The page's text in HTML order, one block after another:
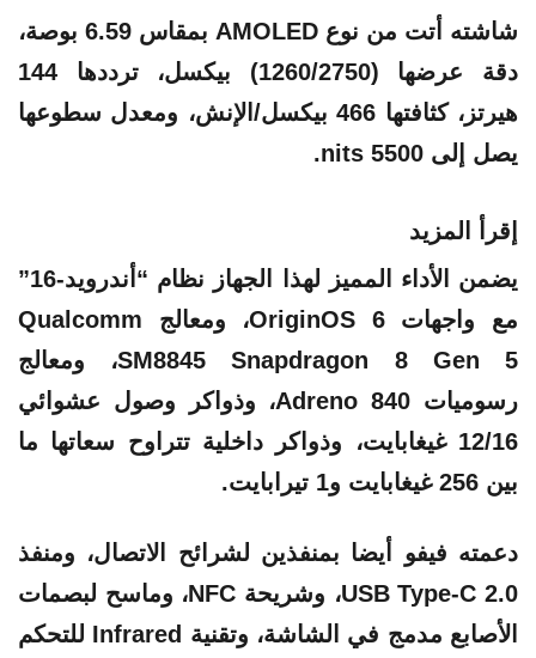
شاشته أتت من نوع AMOLED بمقاس 6.59 بوصة،
دقة عرضها (1260/2750) بيكسل، ترددها 144
هيرتز، كثافتها 466 بيكسل/الإنش، ومعدل سطوعها
يصل إلى 5500 nits.
إقرأ المزيد
يضمن الأداء المميز لهذا الجهاز نظام “أندرويد-16”
مع واجهات OriginOS 6، ومعالج Qualcomm
SM8845 Snapdragon 8 Gen 5، ومعالج
رسوميات Adreno 840، وذواكر وصول عشوائي
12/16 غيغابايت، وذواكر داخلية تتراوح سعاتها ما
بين 256 غيغابايت و1 تيرابايت.
دعمته فيفو أيضا بمنفذين لشرائح الاتصال، ومنفذ
USB Type-C 2.0، وشريحة NFC، وماسح لبصمات
الأصابع مدمج في الشاشة، وتقنية Infrared للتحكم